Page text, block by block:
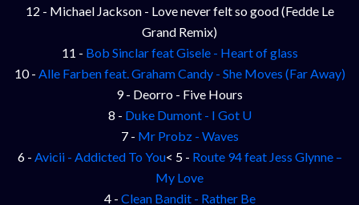
12 - Michael Jackson - Love never felt so good (Fedde Le
Grand Remix)
11 - Bob Sinclar feat Gisele - Heart of glass
10 - Alle Farben feat. Graham Candy - She Moves (Far Away)
9 - Deorro - Five Hours
8 - Duke Dumont - I Got U
7 - Mr Probz - Waves
6 - Avicii - Addicted To You< 5 - Route 94 feat Jess Glynne –
My Love
4 - Clean Bandit - Rather Be